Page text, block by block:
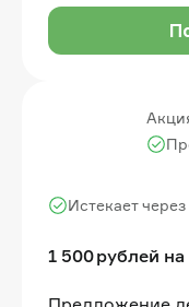
1 500 рублей
Истекает